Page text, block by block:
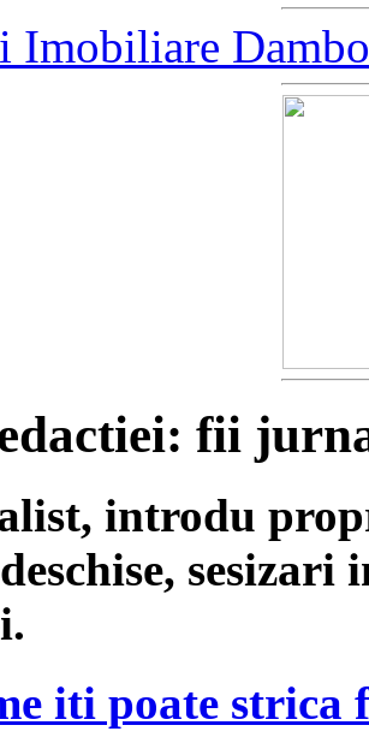
Imobiliare
fii
introdu
sesizari
iti poate strica